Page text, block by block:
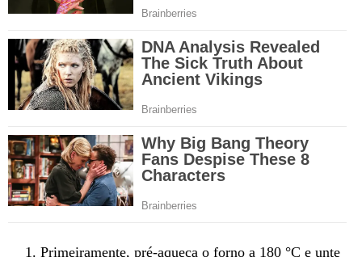
Primeiramente, pré-aqueça o forno a 180 °C e unte